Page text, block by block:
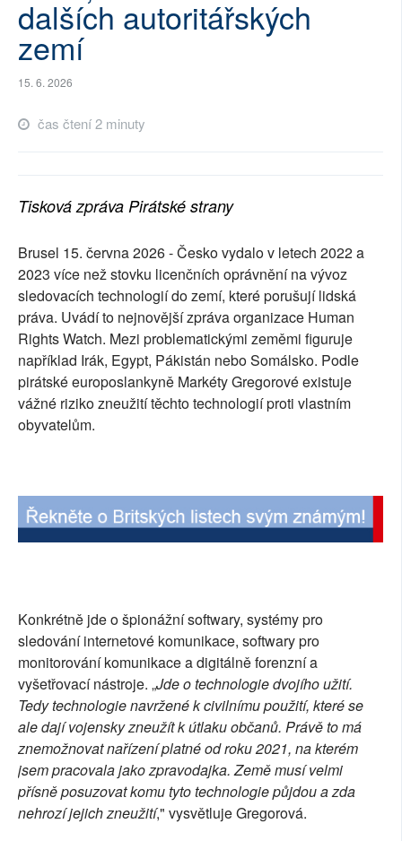
SOCIÁLNÍ SÍTĚ
RUBRIKY
dalších autoritářských
zemí
15. 6. 2026
čas čtení 2 minuty
Tisková zpráva Pirátské strany
Brusel 15. června 2026 - Česko vydalo v letech 2022 a
2023 více než stovku licenčních oprávnění na vývoz
sledovacích technologií do zemí, které porušují lidská
práva. Uvádí to nejnovější zpráva organizace Human
Rights Watch. Mezi problematickými zeměmi figuruje
například Irák, Egypt, Pákistán nebo Somálsko. Podle
pirátské europoslankyně Markéty Gregorové existuje
vážné riziko zneužití těchto technologií proti vlastním
obyvatelům.
Konkrétně jde o špionážní softwary, systémy pro
sledování internetové komunikace, softwary pro
monitorování komunikace a digitálně forenzní a
vyšetřovací nástroje. „Jde o technologie dvojího užití.
Tedy technologie navržené k civilnímu použití, které se
ale dají vojensky zneužít k útlaku občanů. Právě to má
znemožnovat nařízení platné od roku 2021, na kterém
jsem pracovala jako zpravodajka. Země musí velmi
přísně posuzovat komu tyto technologie půjdou a zda
nehrozí jejich zneužití," vysvětluje Gregorová.